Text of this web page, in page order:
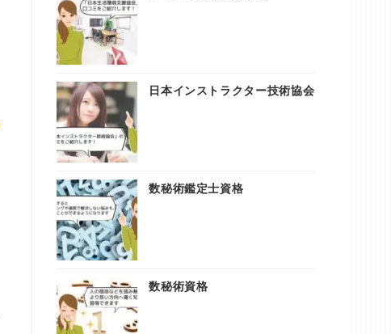
日本インストラクター技術協会
数秘術鑑定士資格
数秘術資格